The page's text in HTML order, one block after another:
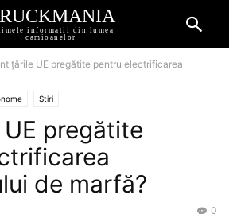
informatii din lumea
camioanelor
țările UE pregătite pentru electrificarea
Stiri
pregătite
de marfă?
0